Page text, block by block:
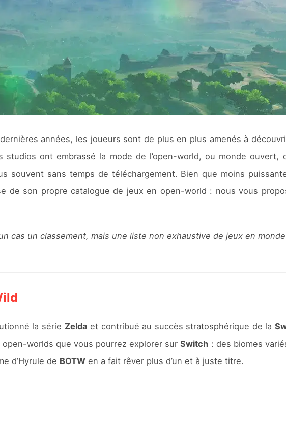
années, les joueurs sont de plus en plus amenés à
studios ont embrassé la mode de l’open-world, ou monde
souvent sans temps de téléchargement. Bien que moins
de son propre catalogue de jeux en open-world : nous vous
cas un classement, mais une liste non exhaustive de jeux en
la série Zelda et contribué au succès stratosphérique de la
open-worlds que vous pourrez explorer surSwitch : des biomes
d’Hyrule de BOTWen a fait rêver plus d’un et à juste titre.